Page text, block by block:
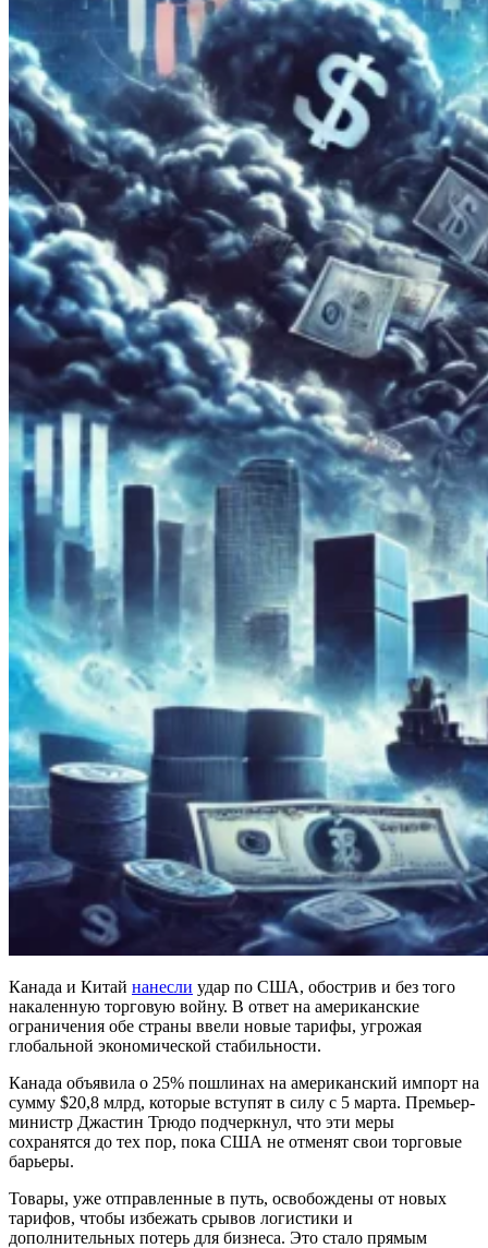
Канада и Китай нанесли удар по США, обострив и без того
накаленную торговую войну. В ответ на американские
ограничения обе страны ввели новые тарифы, угрожая
глобальной экономической стабильности.
Канада объявила о 25% пошлинах на американский импорт на
сумму $20,8 млрд, которые вступят в силу с 5 марта. Премьер-
министр Джастин Трюдо подчеркнул, что эти меры
сохранятся до тех пор, пока США не отменят свои торговые
барьеры.
Товары, уже отправленные в путь, освобождены от новых
тарифов, чтобы избежать срывов логистики и
дополнительных потерь для бизнеса. Это стало прямым